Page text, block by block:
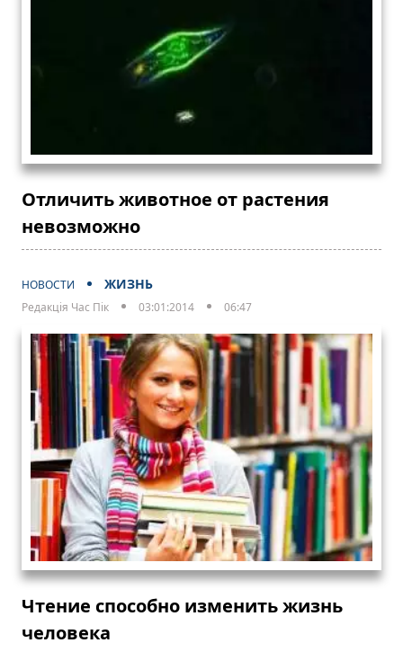
Отличить животное от растения
невозможно
НОВОСТИ ЖИЗНЬ
Редакція Час Пік 03:01:2014 06:47
Чтение способно изменить жизнь
человека